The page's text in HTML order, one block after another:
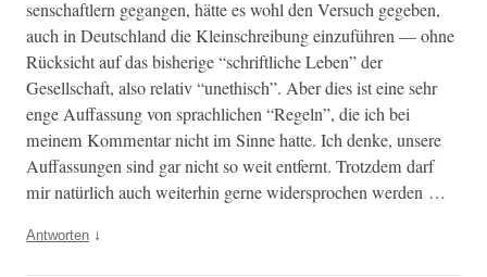
senschaftlern gegan­gen, hätte es wohl den Ver­such gegeben,
auch in Deutsch­land die Klein­schrei­bung einzuführen — ohne
Rück­sicht auf das bish­erige “schriftliche Leben” der
Gesellschaft, also rel­a­tiv “unethisch”. Aber dies ist eine sehr
enge Auf­fas­sung von sprach­lichen “Regeln”, die ich bei
meinem Kom­men­tar nicht im Sinne hat­te. Ich denke, unsere
Auf­fas­sun­gen sind gar nicht so weit ent­fer­nt. Trotz­dem darf
mir natür­lich auch weit­er­hin gerne wider­sprochen werden …
Antworten ↓